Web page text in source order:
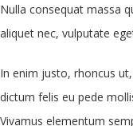
Nulla consequat massa
aliquet nec, vulputate
In enim justo, rhoncus
dictum felis eu pede
Vivamus elementum